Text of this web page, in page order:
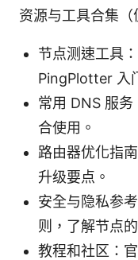
资源与工具合集（
节点测速工具
PingPlotter 入
常用 DNS 服务
合使用。
路由器优化指
升级要点。
安全与隐私参
则，了解节点
教程和社区：